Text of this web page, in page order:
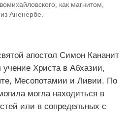
как магнитом,
из Аненербе.
апостол Симон Кананит
учение Христа в Абхазии,
Месопотамии и Ливии. По
могла находиться в
или в сопредельных с